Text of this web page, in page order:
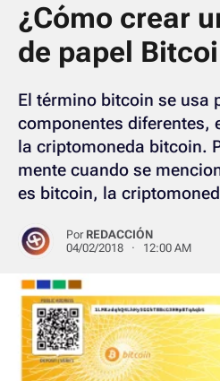
¿Cómo crear
de papel
El término bitcoin se usa
componentes diferentes,
la criptomoneda bitcoin.
mente cuando se
es bitcoin, la
Por REDACCIÓN
04/02/2018 · 12:00 AM